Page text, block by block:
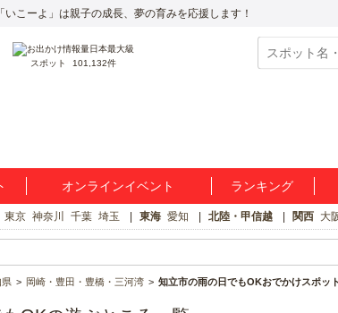
こーよ」は親子の成長、夢の育みを応援します！
スポット 101,132件
オンラインイベント ランキング
東京 神奈川 千葉 埼玉 東海 愛知 北陸・甲信越 関西 大
岡崎・豊田・豊橋・三河湾 知立市の雨の日でもOKおでかけスポット